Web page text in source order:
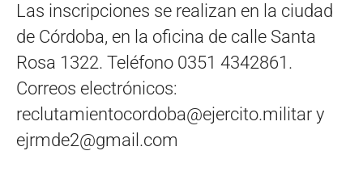
Las inscripciones se realizan en la ciudad
de Córdoba, en la oficina de calle Santa
Rosa 1322. Teléfono 0351 4342861.
Correos electrónicos:
reclutamientocordoba@ejercito.militar y
ejrmde2@gmail.com